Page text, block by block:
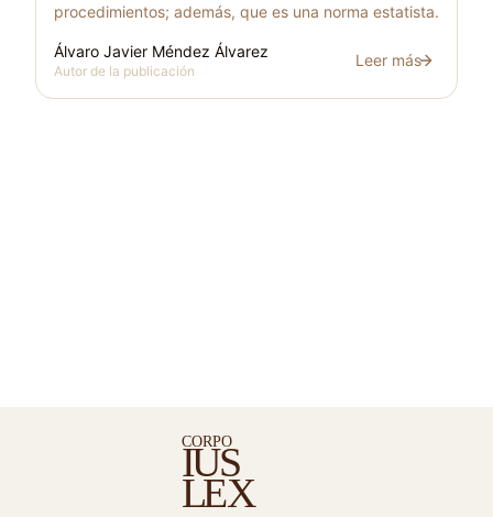
procedimientos; además, que es una norma estatista.
Álvaro Javier Méndez Álvarez
Autor de la publicación Breves
Leer más
US
I
LEX
CORPO